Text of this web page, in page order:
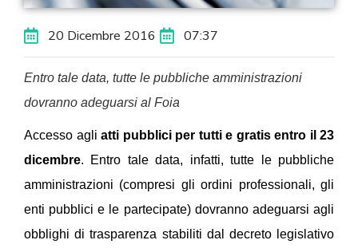
20 Dicembre 2016 07:37
Entro tale data, tutte le pubbliche amministrazioni
dovranno adeguarsi al Foia
Accesso agli atti pubblici per tutti e gratis entro il 23
dicembre. Entro tale data, infatti, tutte le pubbliche
amministrazioni (compresi gli ordini professionali, gli
enti pubblici e le partecipate) dovranno adeguarsi agli
obblighi di trasparenza stabiliti dal decreto legislativo